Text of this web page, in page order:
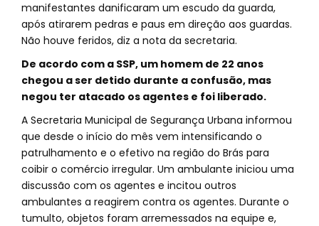
manifestantes danificaram um escudo da guarda,
após atirarem pedras e paus em direção aos guardas.
Não houve feridos, diz a nota da secretaria.
De acordo com a SSP, um homem de 22 anos
chegou a ser detido durante a confusão, mas
negou ter atacado os agentes e foi liberado.
A Secretaria Municipal de Segurança Urbana informou
que desde o início do mês vem intensificando o
patrulhamento e o efetivo na região do Brás para
coibir o comércio irregular. Um ambulante iniciou uma
discussão com os agentes e incitou outros
ambulantes a reagirem contra os agentes. Durante o
tumulto, objetos foram arremessados na equipe e,